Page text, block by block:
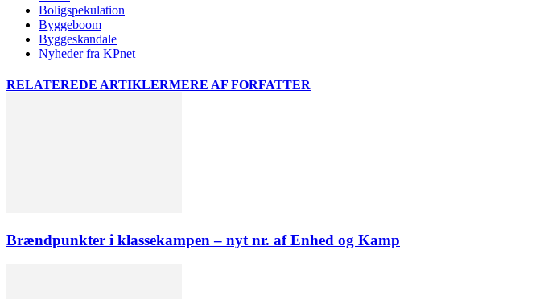
Boligspekulation
Byggeboom
Byggeskandale
Nyheder fra KPnet
RELATEREDE ARTIKLERMERE AF FORFATTER
Brændpunkter i klassekampen – nyt nr. af Enhed og Kamp